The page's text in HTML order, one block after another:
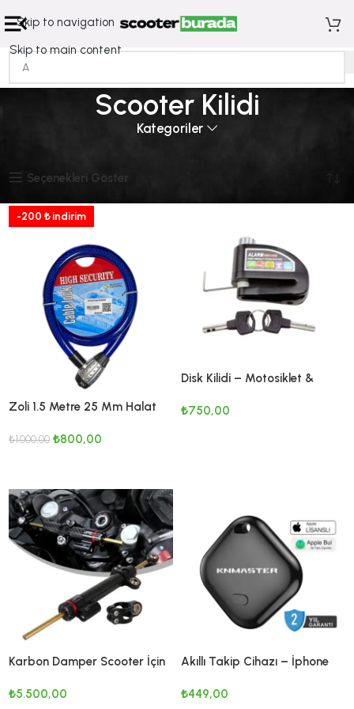
Skip to navigation
Skip to main content
Scooter Kilidi
Kategoriler
Seçenekleri Göster
-200 ₺ indirim
Zoli 1.5 Metre 25 Mm Halat
₺1.000,00 ₺800,00
Disk Kilidi – Motosiklet &
Çözümü
₺750,00
Karbon Damper Scooter İçin
₺5.500,00
Akıllı Takip Cihazı – İphone
₺449,00